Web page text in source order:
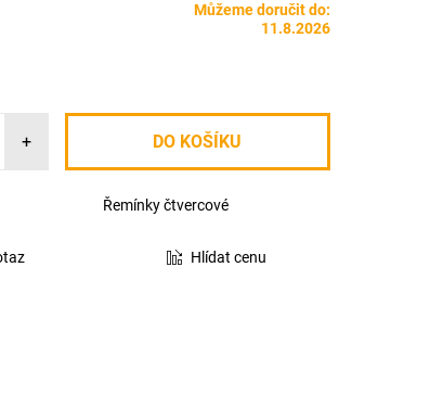
Můžeme doručit do:
11.8.2026
+
Řemínky čtvercové
Hlídat cenu